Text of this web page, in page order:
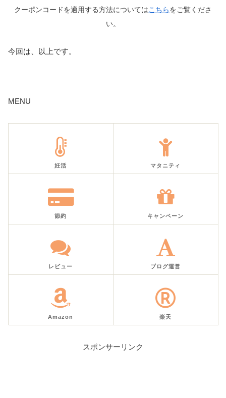
クーポンコードを適用する方法についてはこちらをご覧くださ
い。
今回は、以上です。
MENU
妊活 マタニティ
節約 キャンペーン
レビュー ブログ運営
Amazon 楽天
スポンサーリンク